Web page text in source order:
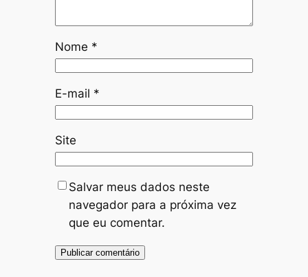
Nome *
E-mail *
Site
Salvar meus dados neste
navegador para a próxima vez
que eu comentar.